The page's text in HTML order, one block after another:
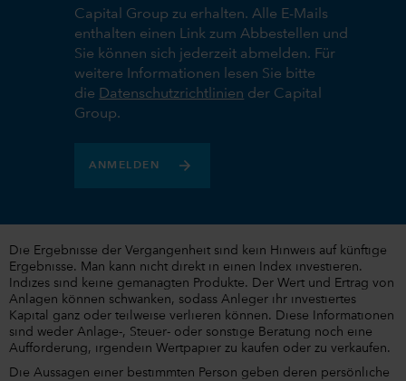
Capital Group zu erhalten. Alle E-Mails
enthalten einen Link zum Abbestellen und
Sie können sich jederzeit abmelden. Für
weitere Informationen lesen Sie bitte
die Datenschutzrichtlinien der Capital
Group.
ANMELDEN
Die Ergebnisse der Vergangenheit sind kein Hinweis auf künftige
Ergebnisse. Man kann nicht direkt in einen Index investieren.
Indizes sind keine gemanagten Produkte. Der Wert und Ertrag von
Anlagen können schwanken, sodass Anleger ihr investiertes
Kapital ganz oder teilweise verlieren können. Diese Informationen
sind weder Anlage-, Steuer- oder sonstige Beratung noch eine
Aufforderung, irgendein Wertpapier zu kaufen oder zu verkaufen.
Die Aussagen einer bestimmten Person geben deren persönliche